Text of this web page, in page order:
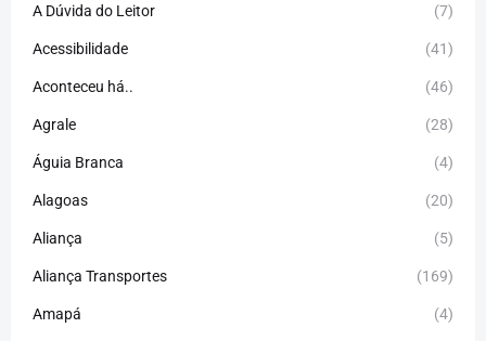
A Dúvida do Leitor (7)
Acessibilidade (41)
Aconteceu há.. (46)
Agrale (28)
Águia Branca (4)
Alagoas (20)
Aliança (5)
Aliança Transportes (169)
Amapá (4)